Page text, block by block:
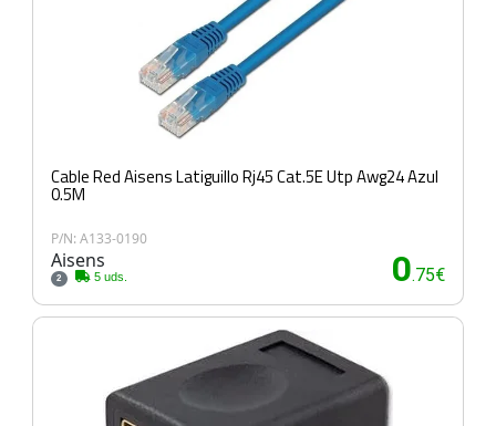
Cable Red Aisens Latiguillo Rj45 Cat.5E Utp Awg24 Azul
0.5M
P/N: A133-0190
Aisens
2 5 uds. 0.75€